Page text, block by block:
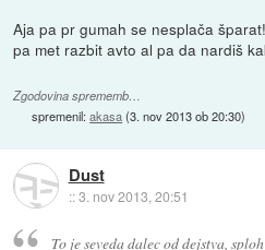
Aja pa pr gumah se nesplača
pa met razbit avto al pa da nardiš
Zgodovina sprememb…
spremenil:akasa(3. nov 2013 ob 20:30)
Dust
::3. nov 2013, 20:51
To je seveda dalec od dejstva,